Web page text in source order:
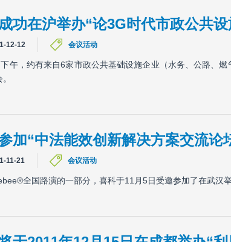
功在沪举办“论3G时代市政公共
12-12 会议活动
午，约有来自6家市政公共基础设施企业（水务、公路、
加“中法能效创新解决方案交流论
11-21 会议活动
全国路演的一部分，喜科于11月5日受邀参加了在武汉